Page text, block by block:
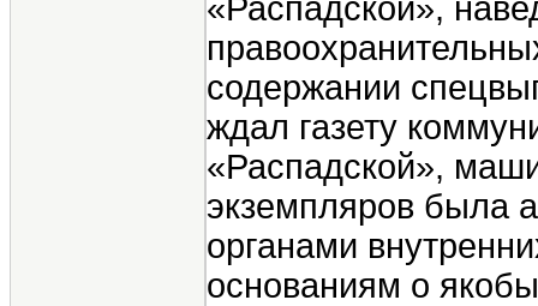
«Распадской»,
содержании
ждал газету
«Распадской»,
экземпляров была
органами
основаниям о